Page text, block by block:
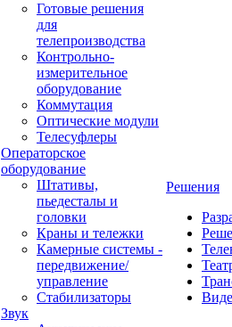
Готовые решения
для
телепроизводства
Контрольно-
измерительное
оборудование
Коммутация
Оптические модули
Телесуфлеры
Операторское
оборудование
Штативы,
пьедесталы и
головки
Краны и тележки
Камерные системы -
передвижение/
управление
Стабилизаторы
Звук
Решения